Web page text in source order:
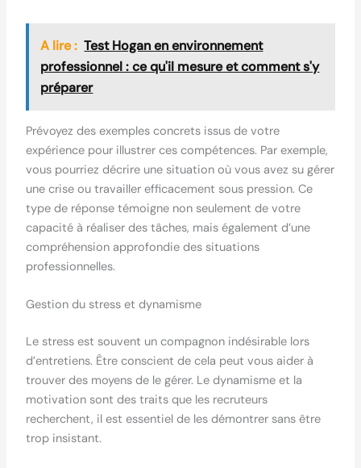
A lire : Test Hogan en environnement
professionnel : ce qu'il mesure et comment s'y
préparer
Prévoyez des exemples concrets issus de votre
expérience pour illustrer ces compétences. Par exemple,
vous pourriez décrire une situation où vous avez su gérer
une crise ou travailler efficacement sous pression. Ce
type de réponse témoigne non seulement de votre
capacité à réaliser des tâches, mais également d’une
compréhension approfondie des situations
professionnelles.
Gestion du stress et dynamisme
Le stress est souvent un compagnon indésirable lors
d’entretiens. Être conscient de cela peut vous aider à
trouver des moyens de le gérer. Le dynamisme et la
motivation sont des traits que les recruteurs
recherchent, il est essentiel de les démontrer sans être
trop insistant.